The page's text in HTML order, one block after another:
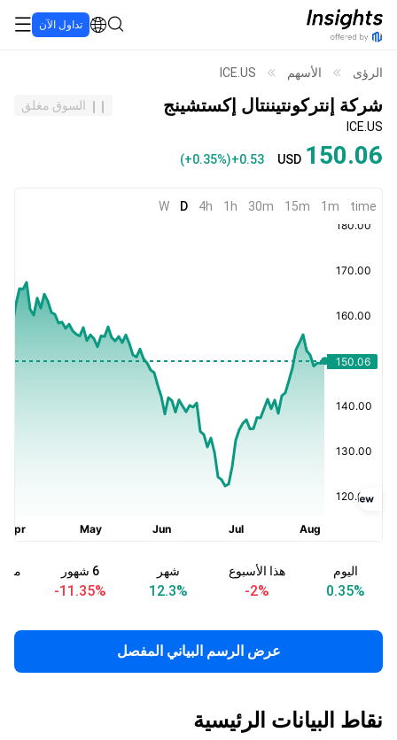
تداول الآن
الرؤى الأسهم ICE.US
شركة إنتركونتيننتال إكستشينج
السوق مغلق
ICE.US
150.06
USD
+0.53
(+0.35%)
time
1m
15m
30m
1h
4h
D
W
اليوم
0.35%
هذا الأسبوع
-2%
شهر
12.3%
6 شهور
-11.35%
منذ
عرض الرسم البياني المفصل
نقاط البيانات الرئيسية